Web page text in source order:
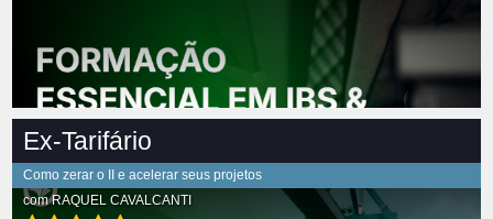
Ex-Tarifário
Como zerar o II e acelerar seus projetos
comRAQUEL CAVALCANTI